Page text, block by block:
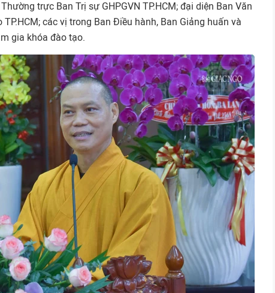
trực Ban Trị sự GHPGVN TP.HCM; đại diện Ban Văn
TP.HCM; các vị trong Ban Điều hành, Ban Giảng huấn và
gia khóa đào tạo.